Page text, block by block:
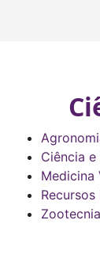
Ciência
Medicina
Zootecnia